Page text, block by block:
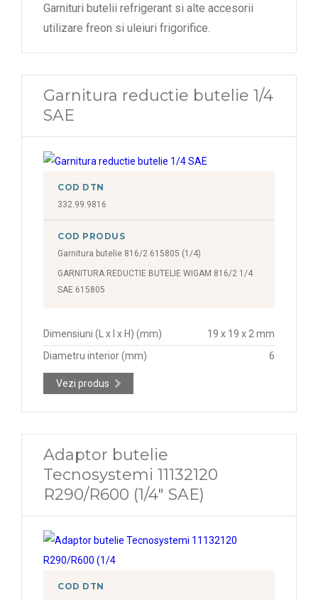
Garnituri butelii refrigerant si alte accesorii
utilizare freon si uleiuri frigorifice.
Garnitura reductie butelie 1/4
SAE
COD DTN
332.99.9816
COD PRODUS
Garnitura butelie 816/2 615805 (1/4)
GARNITURA REDUCTIE BUTELIE WIGAM 816/2 1/4
SAE 615805
Dimensiuni (L x l x H) (mm)
19 x 19 x 2 mm
Diametru interior (mm)
6
Vezi produs
Adaptor butelie
Tecnosystemi 11132120
R290/R600 (1/4" SAE)
COD DTN